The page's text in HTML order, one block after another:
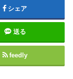
シェア
送る
feedly